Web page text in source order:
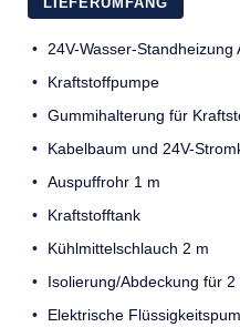
24V-Wasser-
Kraftstoffpumpe
Gummihalterung für
Kabelbaum und 24V-
Auspuffrohr 1 m
Kraftstofftank
Kühlmittelschlauch 2 m
Isolierung/Abdeckung für 2
Elektrische